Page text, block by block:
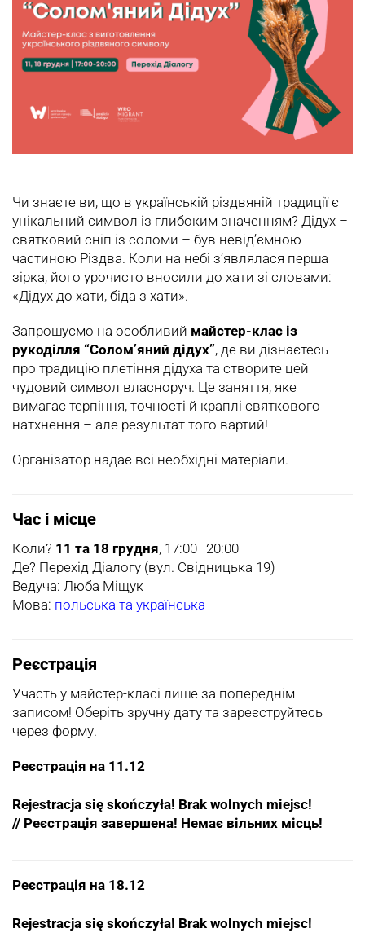
Чи знаєте ви, що в українській різдвяній традиції є
унікальний символ із глибоким значенням? Дідух –
святковий сніп із соломи – був невід’ємною
частиною Різдва. Коли на небі з’являлася перша
зірка, його урочисто вносили до хати зі словами:
«Дідух до хати, біда з хати».
Запрошуємо на особливий майстер-клас із
рукоділля “Солом’яний дідух”, де ви дізнаєтесь
про традицію плетіння дідуха та створите цей
чудовий символ власноруч. Це заняття, яке
вимагає терпіння, точності й краплі святкового
натхнення – але результат того вартий!
Організатор надає всі необхідні матеріали.
Час і місце
Коли? 11 та 18 грудня, 17:00–20:00
Де? Перехід Діалогу (вул. Свідницька 19)
Ведуча: Люба Міщук
Мова: польська та українська
Реєстрація
Участь у майстер-класі лише за попереднім
записом! Оберіть зручну дату та зареєструйтесь
через форму.
Реєстрація на 11.12
Rejestracja się skończyła! Brak wolnych miejsc!
// Реєстрація завершена! Немає вільних місць!
Реєстрація на 18.12
Rejestracja się skończyła! Brak wolnych miejsc!